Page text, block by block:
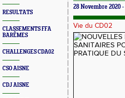
RESULTATS
CLASSEMENTS FFA
BARÊMES
CHALLENGES CDA02
CSO AISNE
CDJ AISNE
28 Novembre 2020 -
Vie du CD02